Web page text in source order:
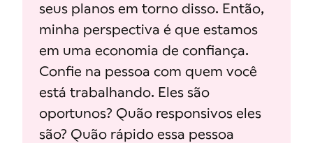
seus planos em torno disso. Então,
minha perspectiva é que estamos
em uma economia de confiança.
Confie na pessoa com quem você
está trabalhando. Eles são
oportunos? Quão responsivos eles
são? Quão rápido essa pessoa